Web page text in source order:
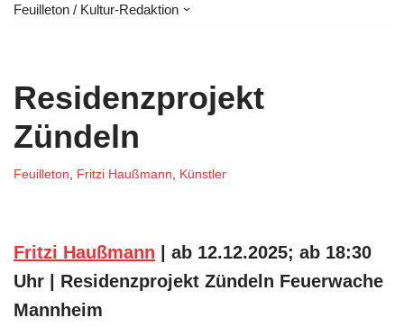
Feuilleton / Kultur-Redaktion
Residenzprojekt
Zündeln
Feuilleton, Fritzi Haußmann, Künstler
Fritzi Haußmann | ab 12.12.2025; ab 18:30
Uhr | Residenzprojekt Zündeln Feuerwache
Mannheim